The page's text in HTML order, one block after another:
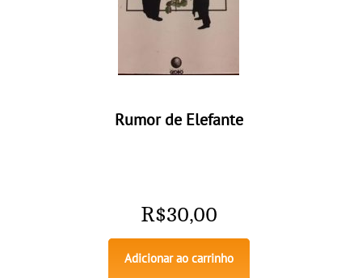
Rumor de Elefante
R$30,00
Adicionar ao carrinho